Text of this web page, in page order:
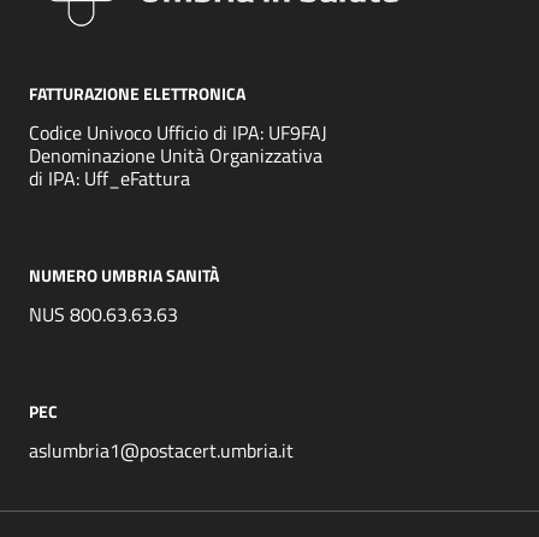
FATTURAZIONE ELETTRONICA
Codice Univoco Ufficio di IPA: UF9FAJ
Denominazione Unità Organizzativa
di IPA: Uff_eFattura
NUMERO UMBRIA SANITÀ
NUS 800.63.63.63
PEC
aslumbria1@postacert.umbria.it